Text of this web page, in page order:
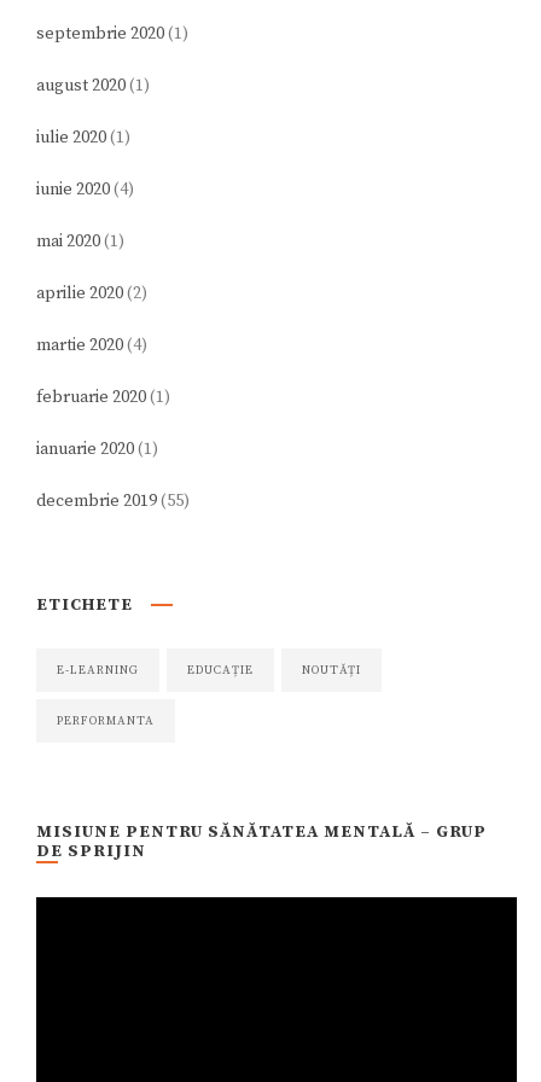
septembrie 2020(1)
august 2020(1)
iulie 2020(1)
iunie 2020(4)
mai 2020(1)
aprilie 2020(2)
martie 2020(4)
februarie 2020(1)
ianuarie 2020(1)
decembrie 2019(55)
ETICHETE
E-LEARNING EDUCAȚIE NOUTĂȚI
PERFORMANTA
MISIUNE PENTRU SĂNĂTATEA MENTALĂ – GRUP
DE SPRIJIN